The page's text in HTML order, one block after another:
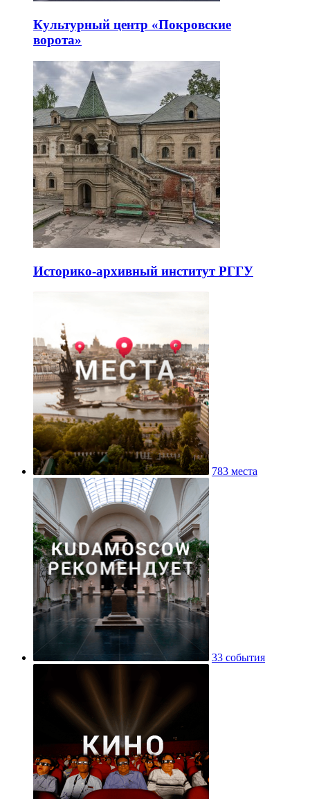
Культурный центр «Покровские
ворота»
Историко-архивный институт РГГУ
783 места
33 события